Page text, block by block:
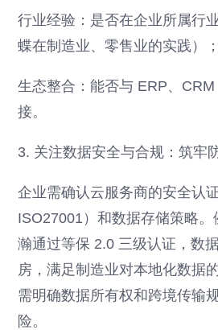
行业经验：是否在企业所属行
蝶在制造业、零售业的实践）；
生态整合：能否与 ERP、
接。
3. 关注数据安全与合规：筑牢
企业需确认云服务商的安全认
ISO27001）和数据存储策略。
瀚通过等保 2.0 三级认证，数
房，满足制造业对本地化数据
需明确数据所有权和跨境传输
险。